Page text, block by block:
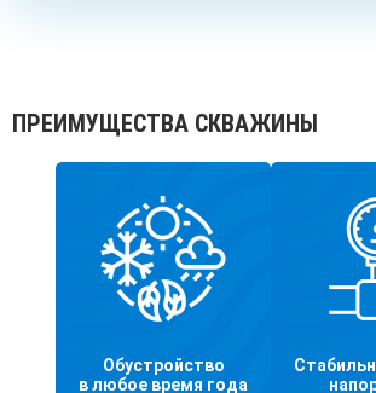
ПРЕИМУЩЕСТВА СКВАЖИНЫ
Обустройство
в любое время года